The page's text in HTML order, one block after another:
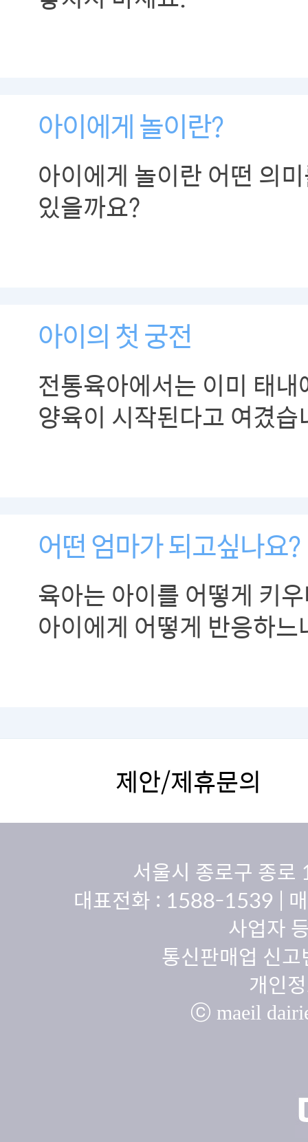
아이에게 놀이란?
아이에게 놀이란 어떤 의
있을까요?
아이의 첫 궁전
전통육아에서는 이미 태
양육이 시작된다고 여겼습
어떤 엄마가 되고싶나요?
육아는 아이를 어떻게 키
아이에게 어떻게 반응하
제안/제휴문의
서울시 종로구 종
대표전화 : 1588-1539 |
사업자
통신판매업 신
개인
ⓒ maeil